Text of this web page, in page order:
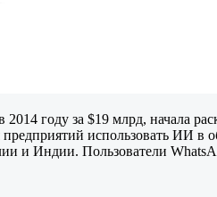
2014 году за $19 млрд, начала
использовать ИИ в
и Индии. Пользователи